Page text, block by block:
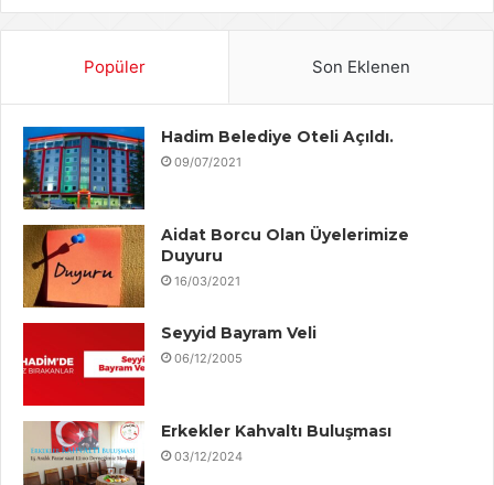
Popüler Son Eklenen
Hadim Belediye Oteli Açıldı.
09/07/2021
Aidat Borcu Olan Üyelerimize
Duyuru
16/03/2021
Seyyid Bayram Veli
06/12/2005
Erkekler Kahvaltı Buluşması
03/12/2024